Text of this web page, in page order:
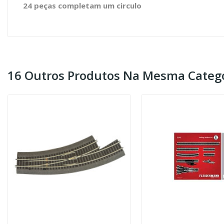
24 peças completam um circulo
16 Outros Produtos Na Mesma